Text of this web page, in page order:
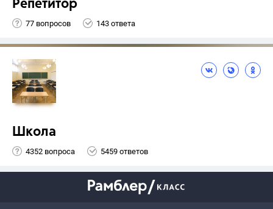
Репетитор
77 вопросов 143 ответа
Школа
4352 вопроса 5459 ответов